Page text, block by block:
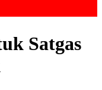
Satgas